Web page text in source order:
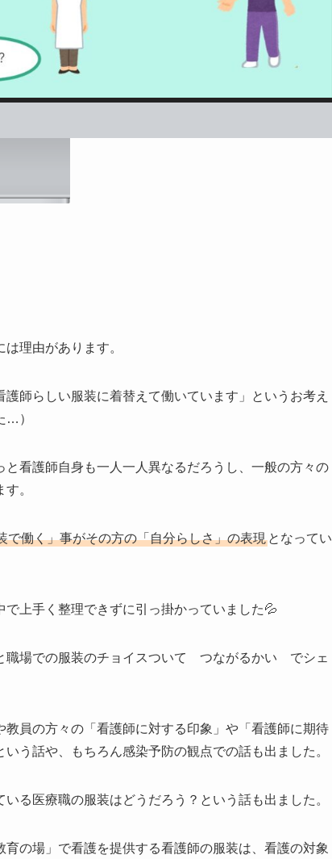
理由があります。
師らしい服装に着替えて働いています」というお考え
…）
看護師自身も一人一人異なるだろうし、一般の方々の
。
で働く」事がその方の「自分らしさ」の表現 となってい
上手く整理できずに引っ掛かっていました💦
職場での服装のチョイスついて つながるかい でシェ
員の方々の「看護師に対する印象」や「看護師に期待
う話や、もちろん感染予防の観点での話も出ました。
る医療職の服装はどうだろう？という話も出ました。
の場」で看護を提供する看護師の服装は、看護の対象